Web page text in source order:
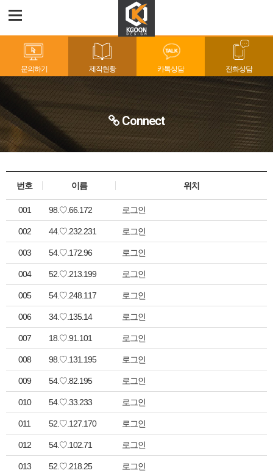
문의하기 제작현황 카톡상담 전화상담
Connect
번호 이름 위치
001 98.♡.66.172 로그인
002 44.♡.232.231 로그인
003 54.♡.172.96 로그인
004 52.♡.213.199 로그인
005 54.♡.248.117 로그인
006 34.♡.135.14 로그인
007 18.♡.91.101 로그인
008 98.♡.131.195 로그인
009 54.♡.82.195 로그인
010 54.♡.33.233 로그인
011 52.♡.127.170 로그인
012 54.♡.102.71 로그인
013 52.♡.218.25 로그인